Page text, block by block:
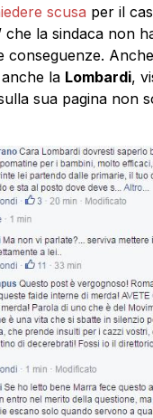
scusa per il
che la sindaca non
conseguenze.
la Lombardi,
sua pagina non